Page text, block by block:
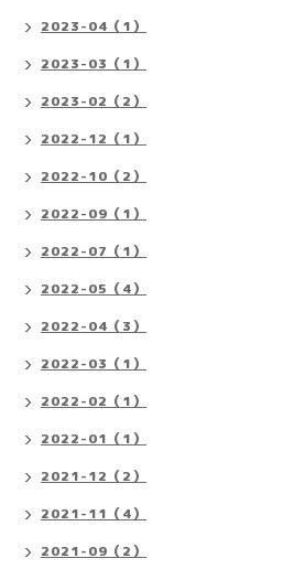
2023-04（1）
2023-03（1）
2023-02（2）
2022-12（1）
2022-10（2）
2022-09（1）
2022-07（1）
2022-05（4）
2022-04（3）
2022-03（1）
2022-02（1）
2022-01（1）
2021-12（2）
2021-11（4）
2021-09（2）